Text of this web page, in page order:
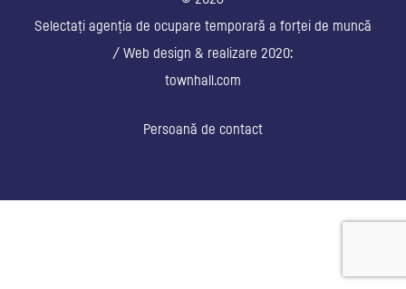
Selectați agenția de ocupare temporară a forței de muncă
/ Web design & realizare 2020:
townhall.com
Persoană de contact